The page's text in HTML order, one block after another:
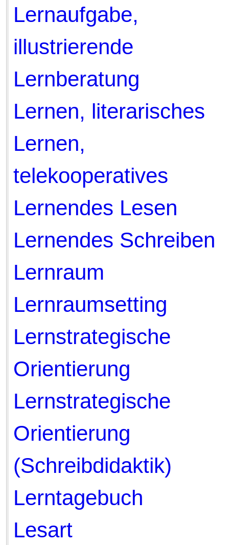
Lernaufgabe,
illustrierende
Lernberatung
Lernen, literarisches
Lernen,
telekooperatives
Lernendes Lesen
Lernendes Schreiben
Lernraum
Lernraumsetting
Lernstrategische
Orientierung
Lernstrategische
Orientierung
(Schreibdidaktik)
Lerntagebuch
Lesart